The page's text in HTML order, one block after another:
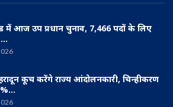
में आज उप प्रधान चुनाव, 7,466 पदों के लिए
कूच करेंगे राज्य आंदोलनकारी, चिन्हीकरण